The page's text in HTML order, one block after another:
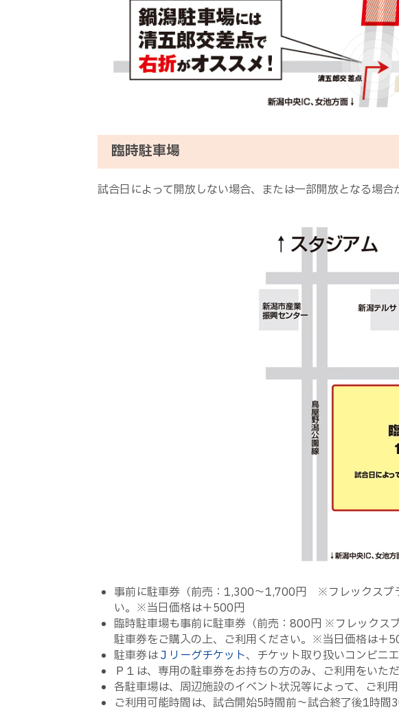
臨時駐車場
試合日によって開放しない場合、または一部開放となる場合
事前に駐車券（前売：1,300～1,700円 ※フレックスプ
い。※当日価格は＋500円
臨時駐車場も事前に駐車券（前売：800円 ※フレックス
駐車券をご購入の上、ご利用ください。※当日価格は＋
駐車券はＪリーグチケット、チケット取り扱いコンビニ
Ｐ１は、専用の駐車券をお持ちの方のみ、ご利用をいただ
各駐車場は、周辺施設のイベント状況等によって、ご利
ご利用可能時間は、試合開始5時間前～試合終了後1時間